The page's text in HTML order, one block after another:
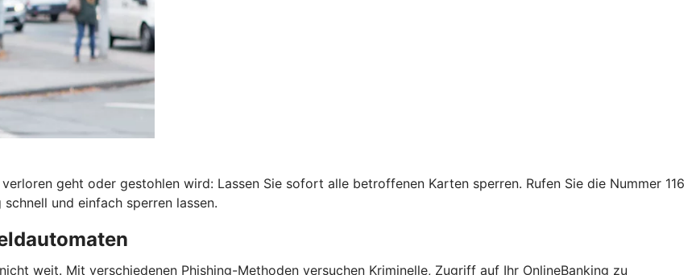
geht oder gestohlen wird: Lassen Sie sofort alle betroffenen Karten sperren. Rufen Sie die Nummer 116
und einfach sperren lassen.
weit. Mit verschiedenen Phishing-Methoden versuchen Kriminelle, Zugriff auf Ihr OnlineBanking zu